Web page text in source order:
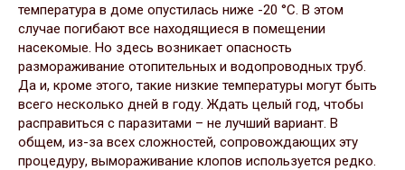
температура в доме опустилась ниже -20 °C. В этом
случае погибают все находящиеся в помещении
насекомые. Но здесь возникает опасность
размораживание отопительных и водопроводных труб.
Да и, кроме этого, такие низкие температуры могут быть
всего несколько дней в году. Ждать целый год, чтобы
расправиться с паразитами – не лучший вариант. В
общем, из-за всех сложностей, сопровождающих эту
процедуру, вымораживание клопов используется редко.